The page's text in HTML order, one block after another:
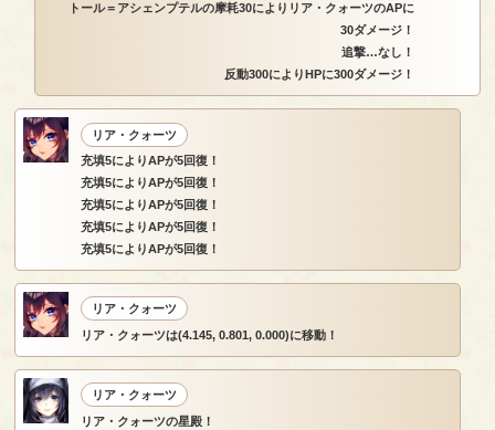
トール＝アシェンプテルの摩耗30によりリア・クォーツのAPに
30ダメージ！
追撃…なし！
反動300によりHPに300ダメージ！
リア・クォーツ
充填5によりAPが5回復！
充填5によりAPが5回復！
充填5によりAPが5回復！
充填5によりAPが5回復！
充填5によりAPが5回復！
リア・クォーツ
リア・クォーツは(4.145, 0.801, 0.000)に移動！
リア・クォーツ
リア・クォーツの星殿！